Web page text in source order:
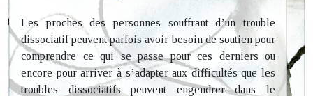
Les proches des personnes souffrant d’un trouble
dissociatif peuvent parfois avoir besoin de soutien pour
comprendre ce qui se passe pour ces derniers ou
encore pour arriver à s’adapter aux difficultés que les
troubles dissociatifs peuvent engendrer dans le